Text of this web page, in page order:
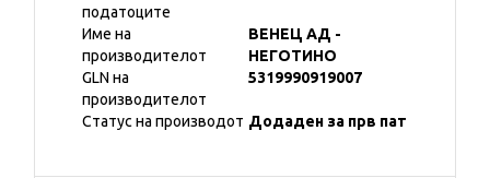
податоците
Име на
производителот
ВЕНЕЦ АД -
НЕГОТИНО
GLN на
производителот
5319990919007
Статус на производот Додаден за прв пат